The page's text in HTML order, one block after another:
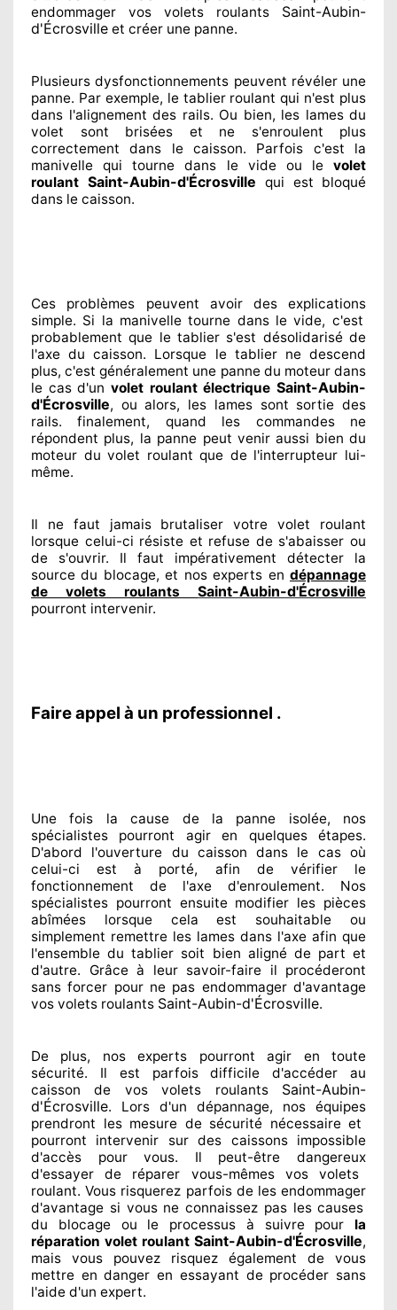
endommager vos volets roulants Saint-Aubin-
d'Écrosville et créer une panne.
Plusieurs dysfonctionnements peuvent révélerune
panne. Par exemple, le tablier roulant qui n'est plus
dans l'alignement des rails. Ou bien, les lames du
volet sont brisées et ne s'enroulent plus
correctement dans le caisson. Parfois c'est la
manivelle qui tourne dans le vide ou le volet
roulant Saint-Aubin-d'Écrosville qui est bloqué
dans le caisson.
Ces problèmes
peuvent avoir des explications
simple. Si la manivelle tourne dans le vide, c'est
probablement que le tablier s'est désolidariséde
l'axe du caisson. Lorsque le tablier ne descend
plus, c'est généralement une panne du moteur dans
le cas d'un volet roulant électrique Saint-Aubin-
d'Écrosville, ou alors, les lames sont sortie des
rails. finalement, quand les commandes ne
répondent plus, la panne peut venir aussi bien du
moteur du volet roulant que de l'interrupteur lui-
même.
Il ne faut jamais brutaliser votre volet roulant
lorsque celui-ci résiste et refuse de s'abaisser ou
de s'ouvrir. Il faut impérativement détecter la
source du blocage, et nos experts endépannage
de volets roulants Saint-Aubin-d'Écrosville
pourront intervenir.
Faire appel à un professionnel .
Une fois la cause de la panne isolée, nos
spécialistes pourront agiren quelques étapes.
D'abord l'ouverture du caisson dans le cas où
celui-ci est à porté, afin de vérifier le
fonctionnement de l'axe d'enroulement. Nos
spécialistes pourront ensuite modifier les pièces
abîmées lorsque cela est souhaitable ou
simplement remettre les lames dans l'axe afin que
l'ensemble du tablier soit bien aligné de part et
d'autre. Grâce à leur savoir-faire il procéderont
sans forcer pourne pas endommagerd'avantage
vos volets roulants Saint-Aubin-d'Écrosville.
De plus, nos experts pourront agir en toute
sécurité. Il est parfois difficile d'accéder au
caisson de vos volets roulants Saint-Aubin-
d'Écrosville. Lors d'un dépannage, nos équipes
prendront les mesure de sécurité nécessaireet
pourront intervenir sur des caissons impossible
d'accès pour vous. Il peut-être dangereux
d'essayer de réparer vous-mêmes vos volets
roulant. Vous risquerez parfois de les endommager
d'avantage si vous ne connaissez pas les causes
du blocage ou le processus à suivre pour la
réparation volet roulant Saint-Aubin-d'Écrosville,
mais vous pouvez risquez également de vous
mettre en danger en essayant de procéder sans
l'aide d'un expert.